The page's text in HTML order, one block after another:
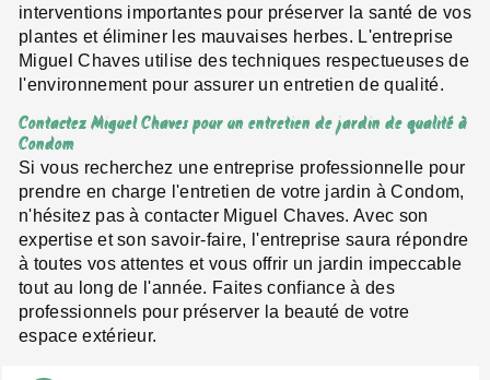
interventions importantes pour préserver la santé de vos
plantes et éliminer les mauvaises herbes. L'entreprise
Miguel Chaves utilise des techniques respectueuses de
l'environnement pour assurer un entretien de qualité.
Contactez Miguel Chaves pour un entretien de jardin de qualité à
Condom
Si vous recherchez une entreprise professionnelle pour
prendre en charge l'entretien de votre jardin à Condom,
n'hésitez pas à contacter Miguel Chaves. Avec son
expertise et son savoir-faire, l'entreprise saura répondre
à toutes vos attentes et vous offrir un jardin impeccable
tout au long de l'année. Faites confiance à des
professionnels pour préserver la beauté de votre
espace extérieur.